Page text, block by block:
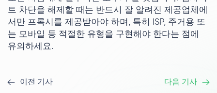
트 차단을 해제할 때는 반드시 잘 알려진 제공업체에
서만 프록시를 제공받아야 하며, 특히 ISP, 주거용 또
는 모바일 등 적절한 유형을 구현해야 한다는 점에
유의하세요.
이전 기사 다음 기사